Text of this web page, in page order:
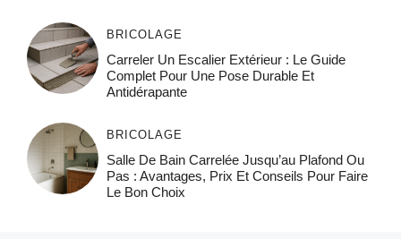
BRICOLAGE
Carreler Un Escalier Extérieur : Le Guide
Complet Pour Une Pose Durable Et
Antidérapante
BRICOLAGE
Salle De Bain Carrelée Jusqu’au Plafond Ou
Pas : Avantages, Prix Et Conseils Pour Faire
Le Bon Choix